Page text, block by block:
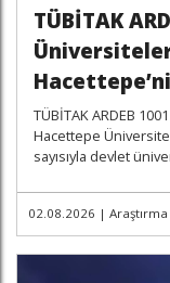
TÜBİTAK
TÜBİTAK ARDEB
Hacettepe
sayısıyla devlet
02.08.2026 |